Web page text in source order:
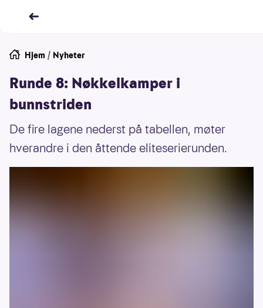
Hjem / Nyheter
Runde 8: Nøkkelkamper i
bunnstriden
De fire lagene nederst på tabellen, møter
hverandre i den åttende eliteserierunden.